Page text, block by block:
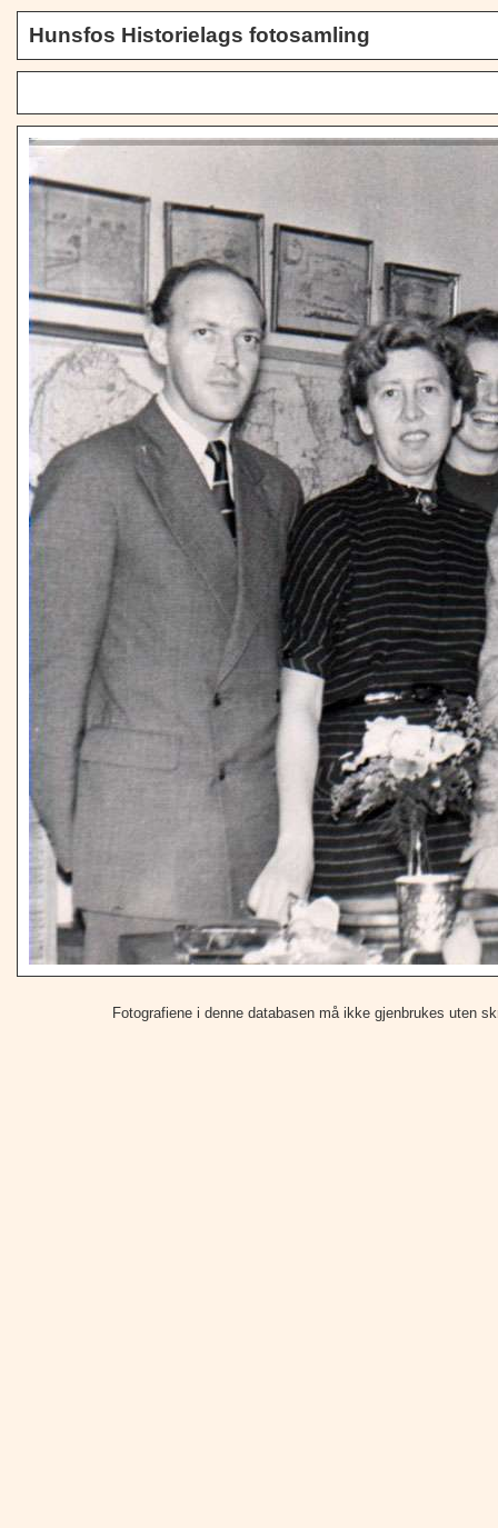
Hunsfos Historielags fotosamling
Fotografiene i denne databasen må ikke gjenbrukes uten